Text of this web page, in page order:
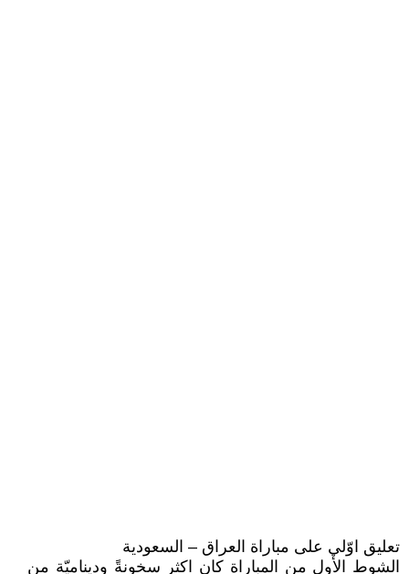
تعليق اوّلي على مباراة العراق – السعودية
الشوط الأول من المباراة كان اكثر سخونةً وديناميّة من